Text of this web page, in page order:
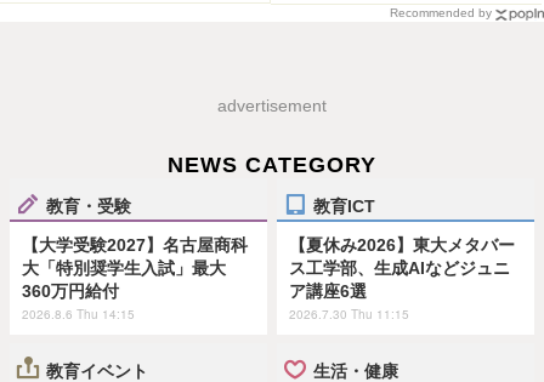
Recommended by
advertisement
NEWS CATEGORY
教育・受験
【大学受験2027】名古屋商科
大「特別奨学生入試」最大
360万円給付
2026.8.6 Thu 14:15
教育ICT
【夏休み2026】東大メタバー
ス工学部、生成AIなどジュニ
ア講座6選
2026.7.30 Thu 11:15
教育イベント 生活・健康